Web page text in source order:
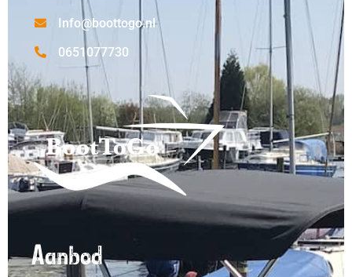
Info@boottogo.nl
0651077730
Aanbod